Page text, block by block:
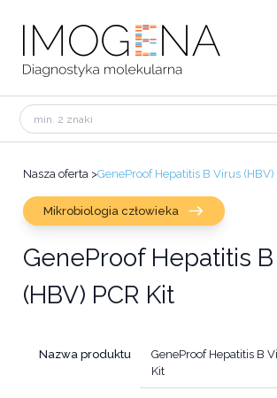
Nasza oferta >GeneProof Hepatitis B Virus (HBV)
Mikrobiologia człowieka
GeneProof Hepatitis
(HBV) PCR Kit
Nazwa produktu
GeneProof Hepatitis B
Kit